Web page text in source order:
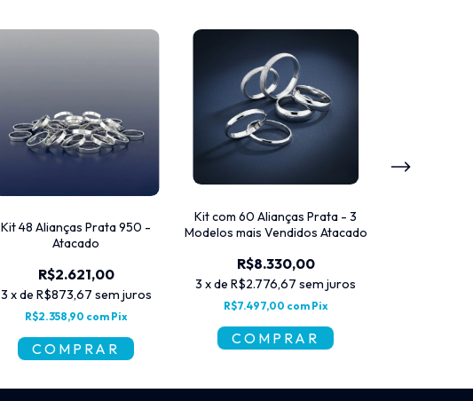
Kit 48 Alianças Prata 950 -
Atacado
R$2.621,00
3 xde R$873,67 sem juros
R$2.358,90 com Pix
Kit com 60 Alianças Prata - 3
Modelos mais Vendidos Atacado
R$8.330,00
3 xdeR$2.776,67 sem juros
R$7.497,00 com Pix